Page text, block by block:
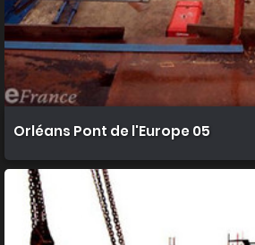
Orléans Pont de l'Europe 05